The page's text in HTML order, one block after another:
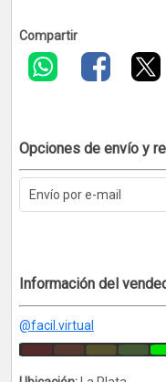
Compartir
Opciones de envío y
Envío por e-mail
Información del
@facil.virtual